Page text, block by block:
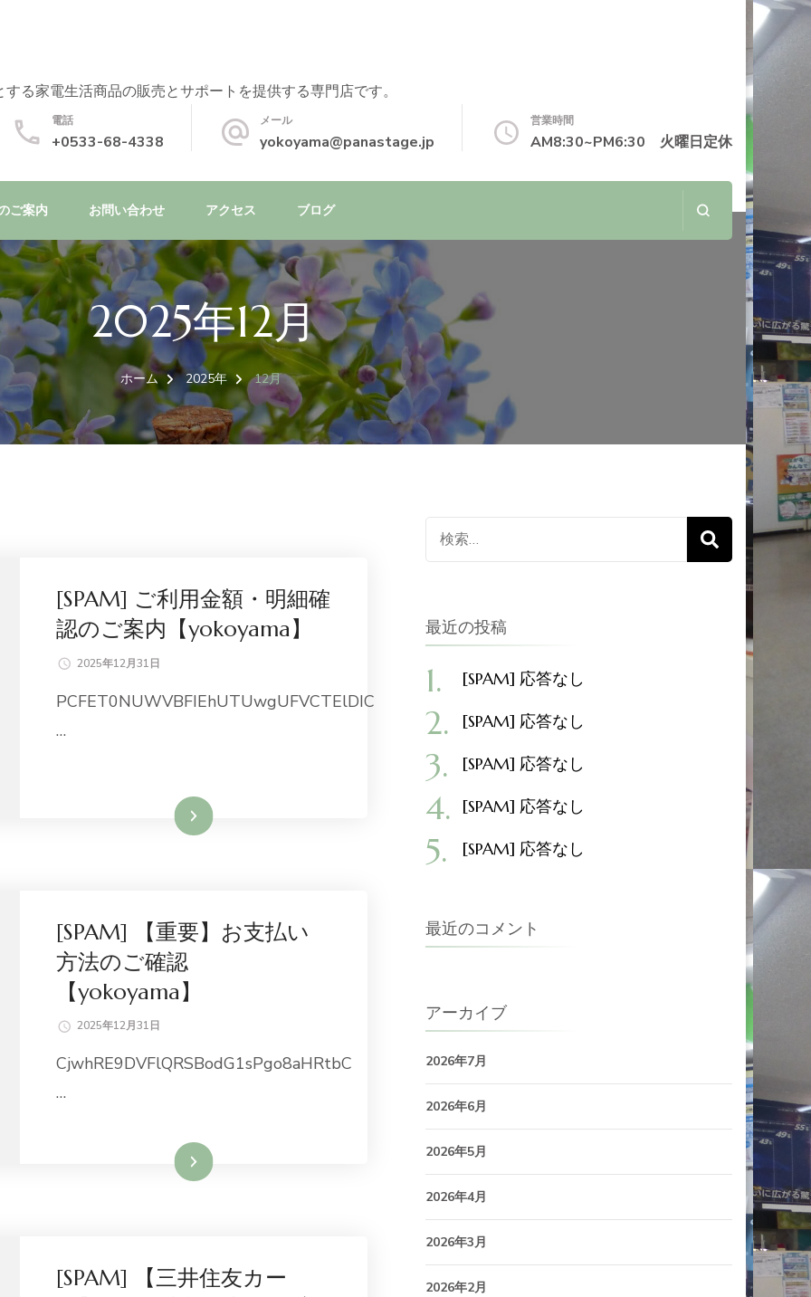
る家電生活商品の販売とサポートを提供する専門店です。
電話
+0533-68-4338
メール
yokoyama@panastage.jp
営業時間
AM8:30~PM6:30 火曜日定休
ご案内 お問い合わせ アクセス ブログ
2025年12月
ホーム 2025年 12月
[SPAM] ご利用金額・明細確
認のご案内【yokoyama】
2025年12月31日
PCFET0NUWVBFIEhUTUwgUFVCTElDIC
…
続きを読む
[SPAM] 【重要】お支払い
方法のご確認
【yokoyama】
2025年12月31日
CjwhRE9DVFlQRSBodG1sPgo8aHRtbC
…
続きを読む
[SPAM] 【三井住友カー
検
索
象:
最近の投稿
[SPAM] 応答なし
[SPAM] 応答なし
[SPAM] 応答なし
[SPAM] 応答なし
[SPAM] 応答なし
最近のコメント
アーカイブ
2026年7月
2026年6月
2026年5月
2026年4月
2026年3月
2026年2月